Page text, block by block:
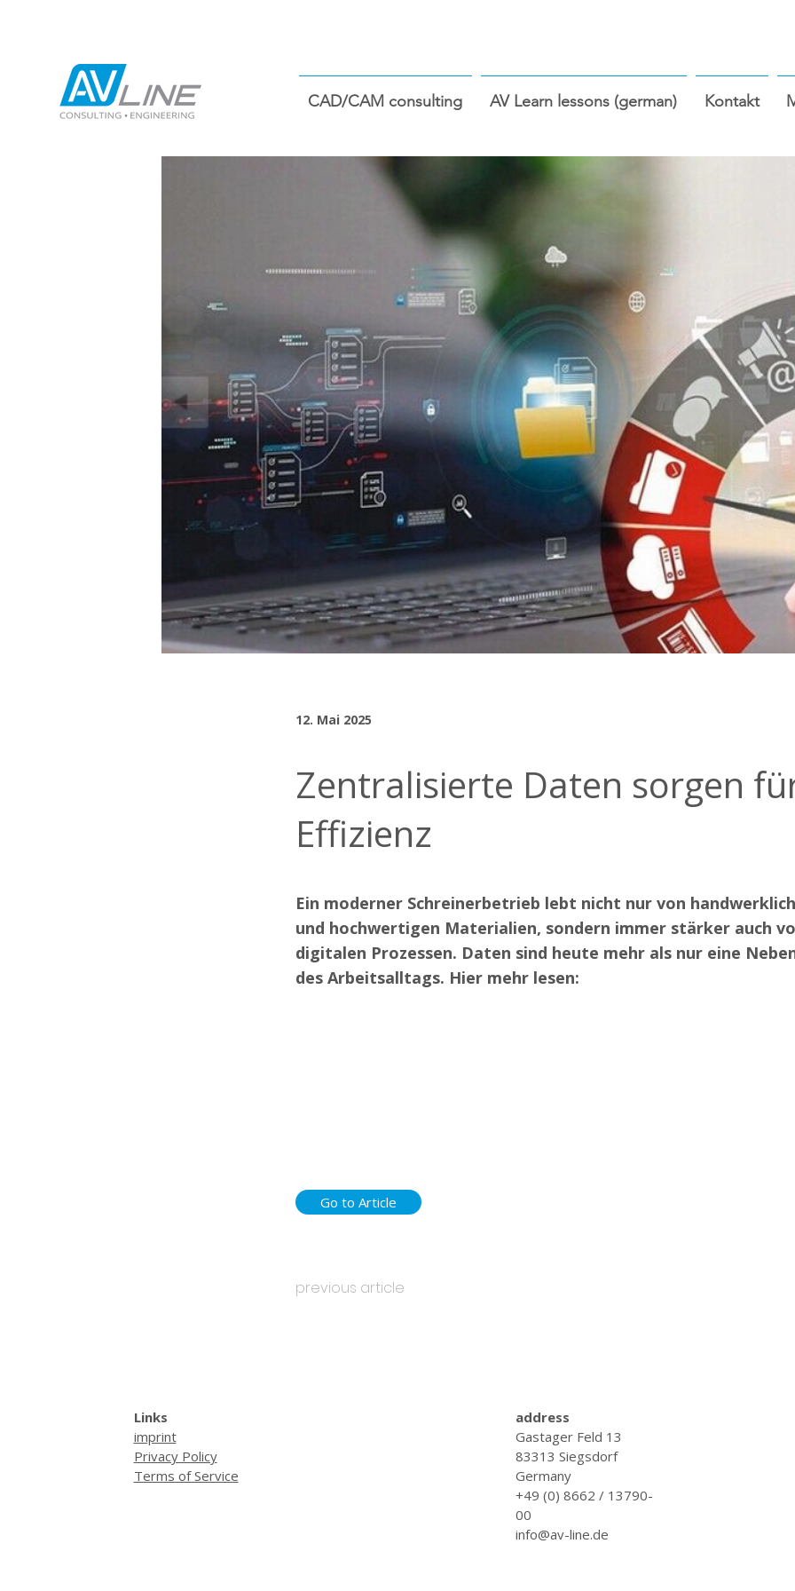
CAD/CAM consulting AV Learn lessons (german) Kontakt
12. Mai 2025
Zentralisierte Daten sorgen
Effizienz
Ein moderner Schreinerbetrieb lebt nicht nur von
und hochwertigen Materialien, sondern immer stärker auch
digitalen Prozessen. Daten sind heute mehr als nur eine
des Arbeitsalltags. Hier mehr lesen:
Go to Article
previous article
Links
imprint
Privacy Policy
Terms of Service
address
Gastager Feld 13
83313 Siegsdorf
Germany
+49 (0) 8662 / 13790-
00
info@av-line.de